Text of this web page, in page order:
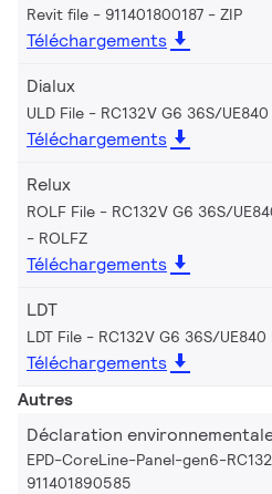
Revit file - 911401800187 ZIP
Téléchargements
Dialux
ULD File - RC132V G6 36S/
Téléchargements
Relux
ROLF File - RC132V G6 36S/
ROLFZ
Téléchargements
LDT
LDT File - RC132V G6 36S/UE840
Téléchargements
Autres
Déclaration
EPD-CoreLine-Panel-gen6-
911401890585